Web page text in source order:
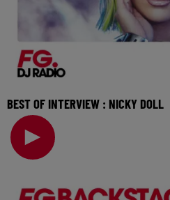
BEST OF INTERVIEW : NICKY DOLL
Elle a ouvert la voie avec Drag
aujourd'hui son aventure avec